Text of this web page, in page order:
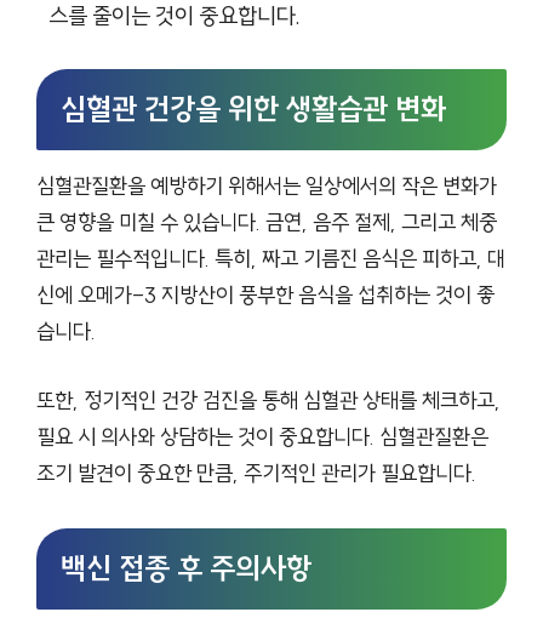
스를 줄이는 것이 중요합니다.
심혈관 건강을 위한 생활습관 변화
심혈관질환을 예방하기 위해서는 일상에서의 작은 변화가
큰 영향을 미칠 수 있습니다. 금연, 음주 절제, 그리고 체중
관리는 필수적입니다. 특히, 짜고 기름진 음식은 피하고, 대
신에 오메가-3 지방산이 풍부한 음식을 섭취하는 것이 좋
습니다.
또한, 정기적인 건강 검진을 통해 심혈관 상태를 체크하고,
필요 시 의사와 상담하는 것이 중요합니다. 심혈관질환은
조기 발견이 중요한 만큼, 주기적인 관리가 필요합니다.
백신 접종 후 주의사항